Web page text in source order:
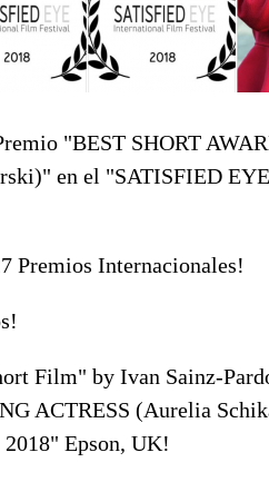
"BEST SHORT
en el "SATISFIED
Premios Internacionales!
Film" by Ivan Sainz-
ACTRESS (Aurelia
Epson, UK!